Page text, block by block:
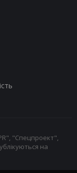
"Спецпроект",
на